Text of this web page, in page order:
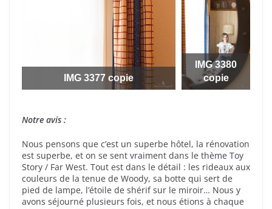
IMG 3377 copie
IMG 3380
copie
Notre avis :
Nous pensons que c’est un superbe hôtel, la rénovation
est superbe, et on se sent vraiment dans le thème Toy
Story / Far West. Tout est dans le détail : les rideaux aux
couleurs de la tenue de Woody, sa botte qui sert de
pied de lampe, l’étoile de shérif sur le miroir… Nous y
avons séjourné plusieurs fois, et nous étions à chaque